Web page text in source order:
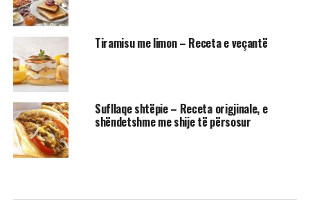
Tiramisu me limon – Receta e veçantë
Sufllaqe shtëpie – Receta origjinale, e
shëndetshme me shije të përsosur